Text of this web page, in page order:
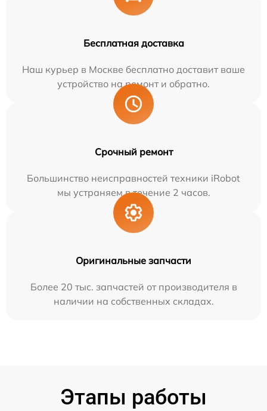
Бесплатная доставка
Наш курьер в Москве бесплатно доставит ваше
устройство на ремонт и обратно.
Срочный ремонт
Большинство неисправностей техники iRobot
мы устраняем в течение 2 часов.
Оригинальные запчасти
Более 20 тыс. запчастей от производителя в
наличии на собственных складах.
Этапы работы